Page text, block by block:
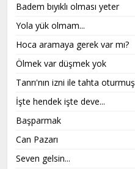
Badem bıyıklı olması yeter
Yola yük olmam...
Hoca aramaya gerek var mı?
Ölmek var düşmek yok
Tanrı'nın izni ile tahta
İşte hendek işte deve...
Başparmak
Can Pazarı
Seven gelsin...